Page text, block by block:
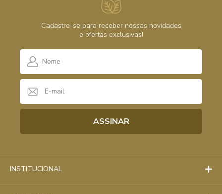
Cadastre-se para receber nossas novidades
e ofertas exclusivas!
INSTITUCIONAL